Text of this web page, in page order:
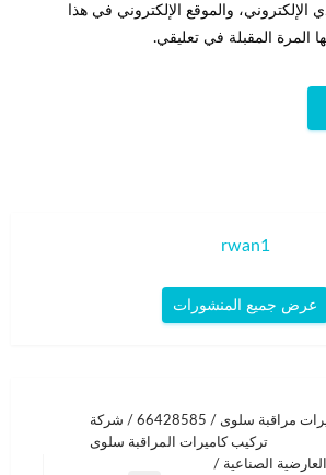
والموقع الإلكتروني في هذا
المرة المقبلة في تعليقي.
rwan1
عرض جميع المنشورات
فني كاميرات مراقبة سلوى / 66428585 / شركة
تركيب كاميرات المراقبة سلوى
الصناعية /